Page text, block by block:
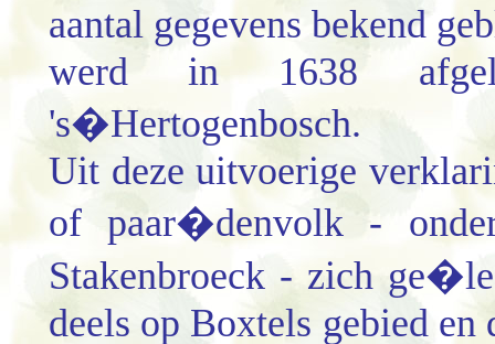
aantal gegevens bekend
werd in 1638
's�Hertogenbosch.
Uit deze uitvoerige
of paar�denvolk -
Stakenbroeck - zich
deels op Boxtels gebied